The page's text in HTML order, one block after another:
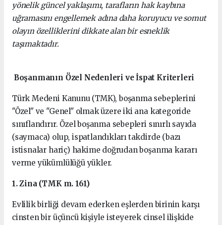
yönelik güncel yaklaşımı, tarafların hak kaybına
uğramasını engellemek adına daha koruyucu ve somut
olayın özelliklerini dikkate alan bir esneklik
taşımaktadır.
Boşanmanın Özel Nedenleri ve İspat Kriterleri
Türk Medeni Kanunu (TMK), boşanma sebeplerini
"Özel" ve "Genel" olmak üzere iki ana kategoride
sınıflandırır. Özel boşanma sebepleri sınırlı sayıda
(saymaca) olup, ispatlandıkları takdirde (bazı
istisnalar hariç) hakime doğrudan boşanma kararı
verme yükümlülüğü yükler.
1. Zina (TMK m. 161)
Evlilik birliği devam ederken eşlerden birinin karşı
cinsten bir üçüncü kişiyle isteyerek cinsel ilişkide